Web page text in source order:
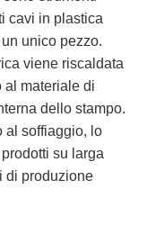
cavi in ​​plastica
unico pezzo.
viene riscaldata
al materiale di
dello stampo.
al soffiaggio, lo
su larga
di produzione